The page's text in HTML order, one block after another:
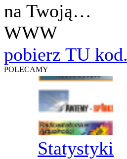
na Twoją…
WWW
pobierz TU kod.
POLECAMY
Statystyki